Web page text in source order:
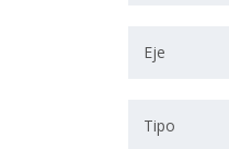
Eje
Tipo